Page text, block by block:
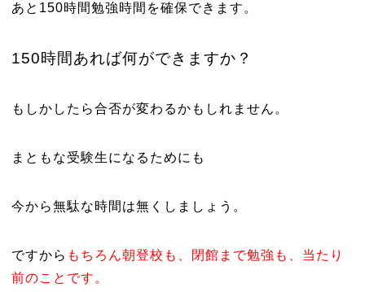
あと150時間勉強時間を確保できます。
150時間あれば何ができますか？
もしかしたら合否が変わるかもしれません。
まともな受験生になるためにも
今から無駄な時間は無くしましょう。
ですから もちろん朝登校も、閉館まで勉強も、当たり
前のことです。